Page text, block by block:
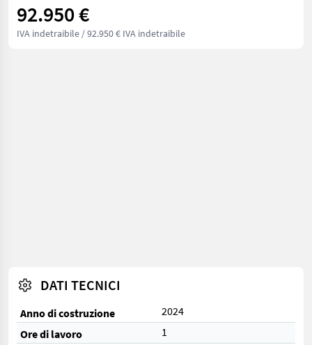
92.950 €
IVA indetraibile / 92.950 € IVA indetraibile
DATI TECNICI
Anno di costruzione
2024
Ore di lavoro
1